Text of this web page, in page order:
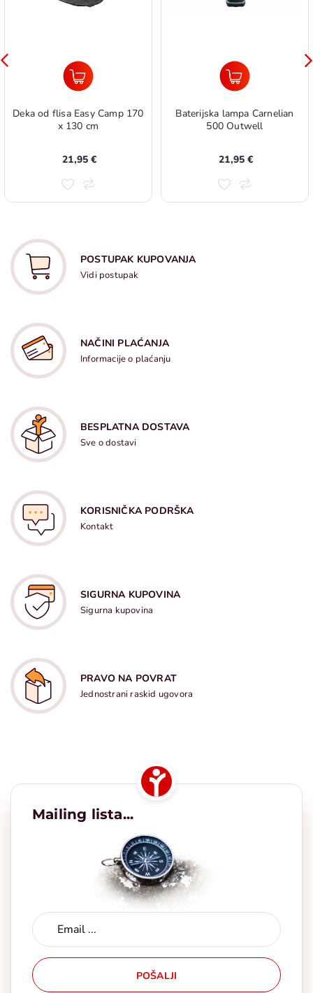
Deka od flisa Easy Camp 170
x 130 cm
21,95 €
Baterijska lampa Carnelian
500 Outwell
21,95 €
POSTUPAK KUPOVANJA
Vidi postupak
NAČINI PLAĆANJA
Informacije o plaćanju
BESPLATNA DOSTAVA
Sve o dostavi
KORISNIČKA PODRŠKA
Kontakt
SIGURNA KUPOVINA
Sigurna kupovina
PRAVO NA POVRAT
Jednostrani raskid ugovora
Mailing lista...
POŠALJI